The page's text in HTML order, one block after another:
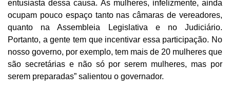
entusiasta dessa causa. As mulheres, infelizmente, ainda
ocupam pouco espaço tanto nas câmaras de vereadores,
quanto na Assembleia Legislativa e no Judiciário.
Portanto, a gente tem que incentivar essa participação. No
nosso governo, por exemplo, tem mais de 20 mulheres que
são secretárias e não só por serem mulheres, mas por
serem preparadas” salientou o governador.